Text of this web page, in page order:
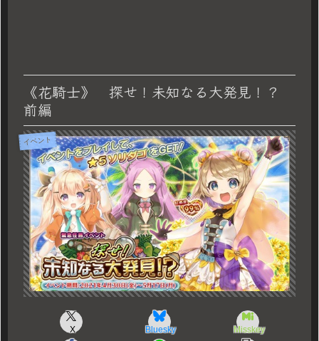
《花騎士》 探せ！未知なる大発見！？
前編
イベント
X Bluesky Misskey